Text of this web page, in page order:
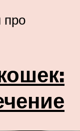
про